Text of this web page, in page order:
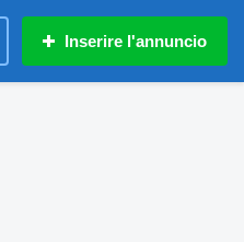
Inserire l'annuncio